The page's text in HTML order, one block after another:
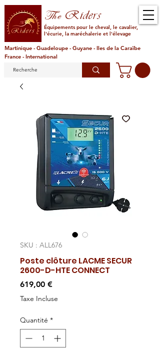
TheRiders
Équipements pour le cheval, le cavalier,
l'écurie, la maréchalerie et l'élevage
Martinique - Guadeloupe - Guyane - Iles de la Caraïbe
France - International
SKU : ALL676
Poste clôture LACME SECUR
2600-D-HTE CONNECT
619,00 €Prix
Taxe Incluse
Quantité *